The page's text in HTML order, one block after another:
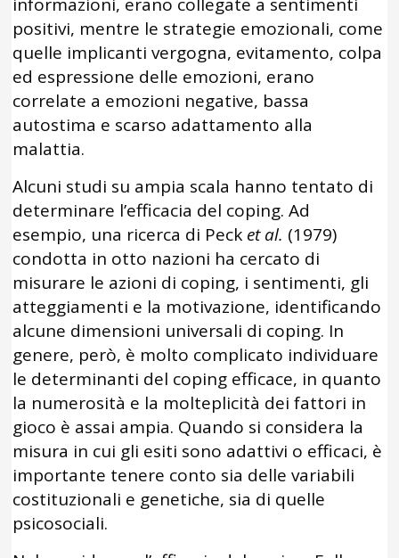
positivi, mentre le strategie emozionali, come
quelle implicanti vergogna, evitamento, colpa
ed espressione delle emozioni, erano
correlate a emozioni negative, bassa
autostima e scarso adattamento alla
malattia.
Alcuni studi su ampia scala hanno tentato di
determinare l’efficacia del coping. Ad
esempio, una ricerca di Peck et al. (1979)
condotta in otto nazioni ha cercato di
misurare le azioni di coping, i sentimenti, gli
atteggiamenti e la motivazione, identificando
alcune dimensioni universali di coping. In
genere, però, è molto complicato individuare
le determinanti del coping efficace, in quanto
la numerosità e la molteplicità dei fattori in
gioco è assai ampia. Quando si considera la
misura in cui gli esiti sono adattivi o efficaci, è
importante tenere conto sia delle variabili
costituzionali e genetiche, sia di quelle
psicosociali.